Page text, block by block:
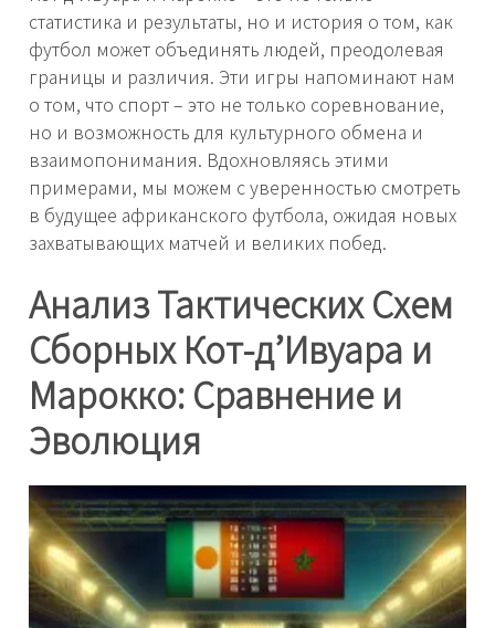
статистика и результаты, но и история о том, как
футбол может объединять людей, преодолевая
границы и различия. Эти игры напоминают нам
о том, что спорт – это не только соревнование,
но и возможность для культурного обмена и
взаимопонимания. Вдохновляясь этими
примерами, мы можем с уверенностью смотреть
в будущее африканского футбола, ожидая новых
захватывающих матчей и великих побед.
Анализ Тактических Схем
Сборных Кот-д’Ивуара и
Марокко: Сравнение и
Эволюция